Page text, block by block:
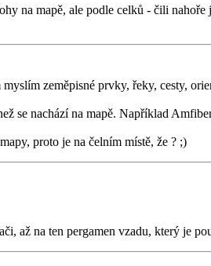
na mapě, ale podle celků - čili
zeměpisné prvky, řeky, cesty,
se nachází na mapě. Například
proto je na čelním místě, že ? ;)
až na ten pergamen vzadu, který je